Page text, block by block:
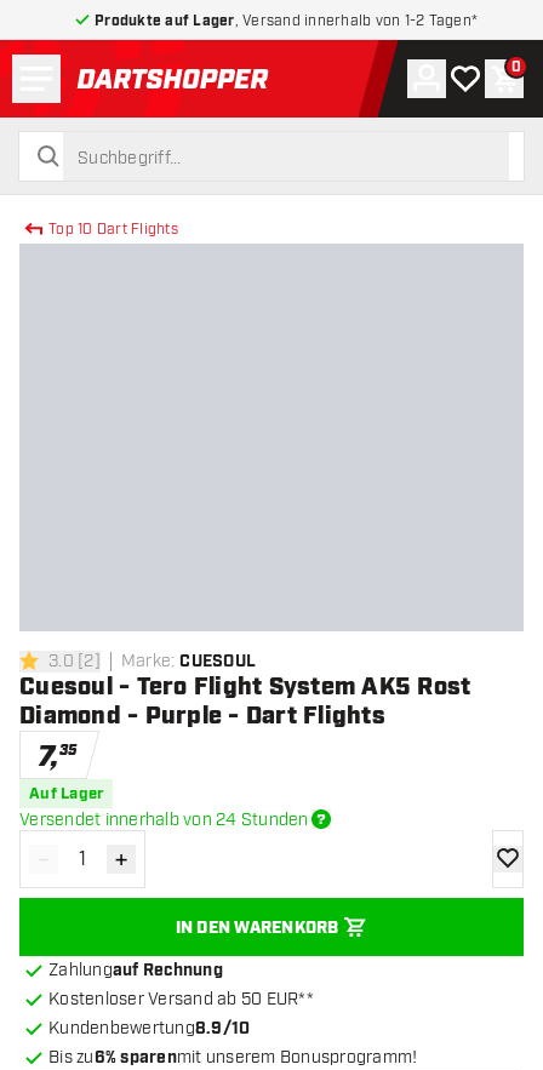
Produkte auf Lager , Versand innerhalb von 1-2 Tagen*
zurück zur Startseite
suchen
suchen
Konto
Meine 0
Top 10 Dart Flights
3 Bewertungssterne
3.0 [2] Marke: CUESOUL
Cuesoul - Tero Flight System AK5 Rost
Diamond - Purple - Dart Flights
7,35
Auf Lager
Versendet innerhalb von 24 Stunden
Menge verringern
- Menge erhöhen
+
IN DEN WARENKORB
Zur
Zahlungauf Rechnung
Kostenloser Versand ab 50 EUR**
Kundenbewertung8.9/10
Bis zu6% sparenmit unserem Bonusprogramm!